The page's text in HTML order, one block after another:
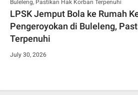
LPSK Jemput Bola ke Rumah
Pengeroyokan di Buleleng,
Terpenuhi
July 30, 2026